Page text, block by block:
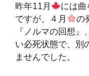
昨年11月
には
ですが、４月
の
『ノルマの回想
い必死状態で、別
ませんでした。